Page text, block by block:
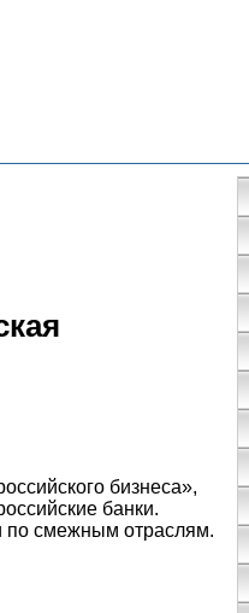
бизнеса»,
банки.
по смежным отраслям.